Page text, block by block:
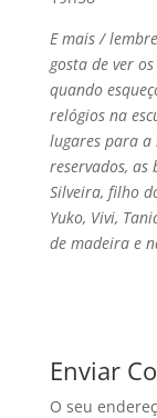
E mais /
gosta de ver
quando
relógios na
lugares para a
reservados, as
Silveira, filho
Yuko, Vivi,
de madeira e
Enviar
O seu